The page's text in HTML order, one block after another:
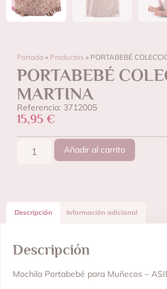
Portada » Productos » PORTABEBÉ
PORTABEBÉ
MARTINA
Referencia: 3712005
15,95 €
Añadir al carrito
Descripción Información adicional
Descripción
Mochila Portabebé para Muñecos –